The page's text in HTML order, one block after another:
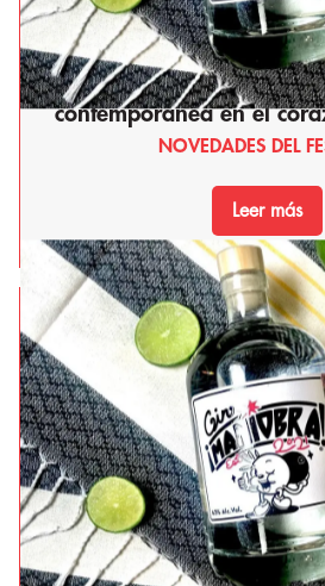
Detalles del
Expositores
Sobre
Santander
SABORES
DESEOS DE
Blog
La Buena Barra: El festín
contemporánea en el
NOVEDADES DEL
Leer más